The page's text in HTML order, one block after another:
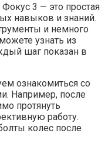
3 — это простая
навыков и знаний.
и немного
узнать из
шаг показан в
ознакомиться со
Например, после
протянуть
работу.
колес после